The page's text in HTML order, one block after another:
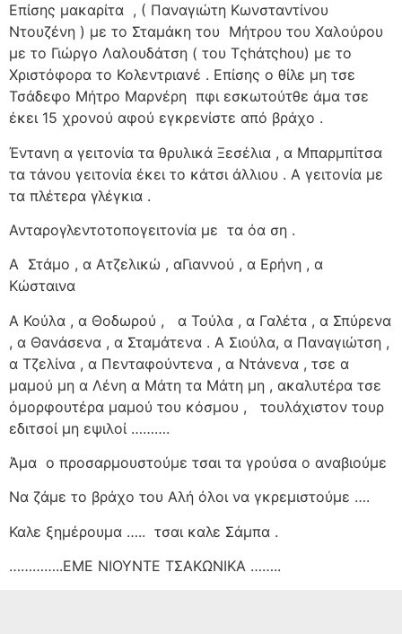
Επίσης μακαρίτα , ( Παναγιώτη Κωνσταντίνου
Ντουζένη ) με το Σταμάκη του Μήτρου του Χαλούρου
με το Γιώργο Λαλουδάτση ( του Τςhάτςhου) με το
Χριστόφορα το Κολεντριανέ . Επίσης ο θίλε μη τσε
Τσάδεφο Μήτρο Μαρνέρη πφι εσκωτούτθε άμα τσε
έκει 15 χρονού αφού εγκρενίστε από βράχο .
Έντανη α γειτονία τα θρυλικά Ξεσέλια , α Μπαρμπίτσα
τα τάνου γειτονία έκει το κάτσι άλλιου . Α γειτονία με
τα πλέτερα γλέγκια .
Ανταρογλεντοτοπογειτονία με τα όα ση .
Α Στάμο , α Ατζελικώ , αΓιαννού , α Ερήνη , α
Κώσταινα
Α Κούλα , α Θοδωρού ,
α Τούλα , α Γαλέτα , α Σπύρενα
, α Θανάσενα , α Σταμάτενα . Α Σιούλα, α Παναγιώτση ,
α Τζελίνα , α Πενταφούντενα , α Ντάνενα , τσε α
μαμού μη α Λένη α Μάτη τα Μάτη μη , ακαλυτέρα τσε
όμορφουτέρα μαμού του κόσμου ,
τουλάχιστον τουρ
εδιτσοί μη εψιλοί ……….
Άμα ο προσαρμουστούμε τσαι τα γρούσα ο αναβιούμε
Να ζάμε το βράχο του Αλή όλοι να γκρεμιστούμε ….
Καλε ξημέρουμα ….. τσαι καλε Σάμπα .
…………..ΕΜΕ ΝΙΟΥΝΤΕ ΤΣΑΚΩΝΙΚΑ ……..